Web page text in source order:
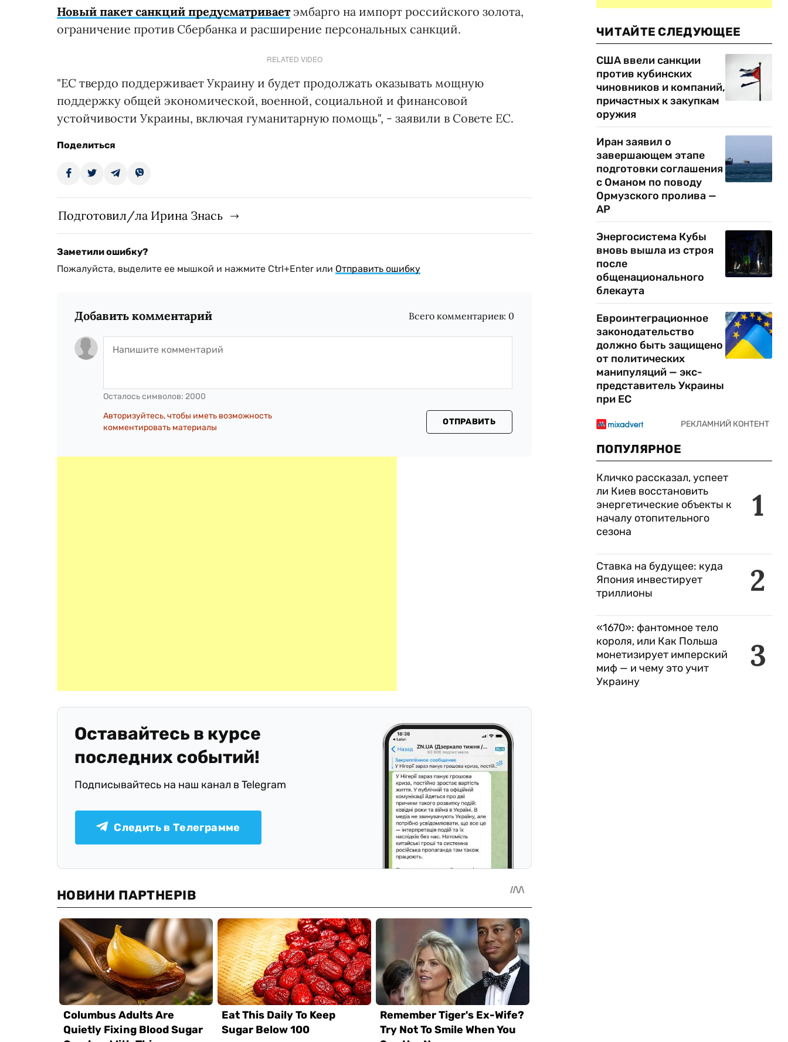
Новый пакет санкций предусматриваетэмбарго на импорт российского золота,
ограничение против Сбербанка и расширение персональных санкций.
RELATED VIDEO
"ЕС твердо поддерживает Украину и будет продолжать оказывать мощную
поддержку общей экономической, военной, социальной и финансовой
устойчивости Украины, включая гуманитарную помощь", - заявили в Совете ЕС.
Поделиться
Подготовил/ла Ирина Знась
Заметили ошибку?
Пожалуйста, выделите ее мышкой и нажмите Ctrl+Enter или Отправить ошибку
Добавить комментарий Всего комментариев: 0
Осталось символов: 2000
Авторизуйтесь, чтобы иметь возможность
комментировать материалы
ОТПРАВИТЬ
Оставайтесь в курсе
последних событий!
Подписывайтесь на наш канал в Telegram
Следить в Телеграмме
ЧИТАЙТЕ СЛЕДУЮЩЕЕ
США ввели санкции
против кубинских
чиновников и компаний,
причастных к закупкам
оружия
Иран заявил о
завершающем этапе
подготовки соглашения
с Оманом по поводу
Ормузского пролива —
AP
Энергосистема Кубы
вновь вышла из строя
после
общенационального
блекаута
Евроинтеграционное
законодательство
должно быть защищено
от политических
манипуляций — экс-
представитель Украины
при ЕС
ПОПУЛЯРНОЕ
1
Кличко рассказал, успеет
ли Киев восстановить
энергетические объекты к
началу отопительного
сезона
2
Ставка на будущее: куда
Япония инвестирует
триллионы
3
«1670»: фантомное тело
короля, или Как Польша
монетизирует имперский
миф — и чему это учит
Украину